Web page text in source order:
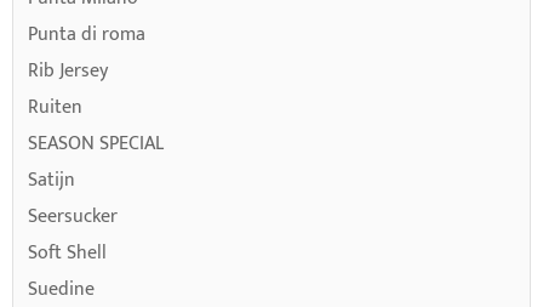
Punta di roma
Rib Jersey
Ruiten
SEASON SPECIAL
Satijn
Seersucker
Soft Shell
Suedine